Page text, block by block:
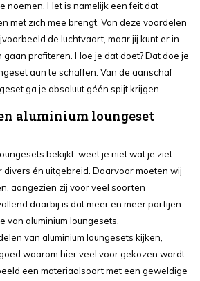
noemen. Het is namelijk een feit dat
met zich mee brengt. Van deze voordelen
de luchtvaart, maar jij kunt er in
profiteren. Hoe je dat doet? Dat doe je
aan te schaffen. Van de aanschaf
ga je absoluut géén spijt krijgen.
aluminium loungeset
bekijkt, weet je niet wat je ziet.
én uitgebreid. Daarvoor moeten wij
aangezien zij voor veel soorten
daarbij is dat meer en meer partijen
van aluminium loungesets.
van aluminium loungesets kijken,
waarom hier veel voor gekozen wordt.
een materiaalsoort met een geweldige